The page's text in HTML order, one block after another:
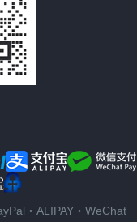
・ALIPAY・WeChat